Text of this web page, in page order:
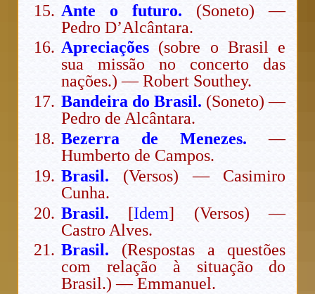
Ante o futuro.
(Soneto) —
Pedro D’Alcântara.
Apreciações(sobre o Brasil e
sua missão no concerto das
nações.) — Robert Southey.
Bandeira do Brasil. (Soneto) —
Pedro de Alcântara.
Bezerra de Menezes. —
Humberto de Campos.
Brasil. (Versos) — Casimiro
Cunha.
Brasil. [Idem] (Versos) —
Castro Alves.
Brasil. (Respostas a questões
com relação à situação do
Brasil.) — Emmanuel.